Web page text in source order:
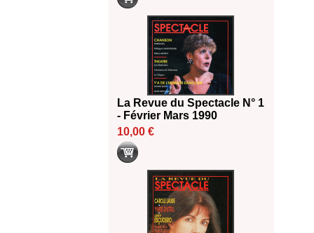
La Revue du Spectacle N° 1
- Février Mars 1990
10,00 €